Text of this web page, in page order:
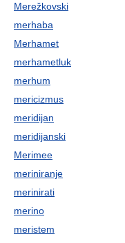
Merežkovski
merhaba
Merhamet
merhametluk
merhum
mericizmus
meridijan
meridijanski
Merimee
meriniranje
merinirati
merino
meristem